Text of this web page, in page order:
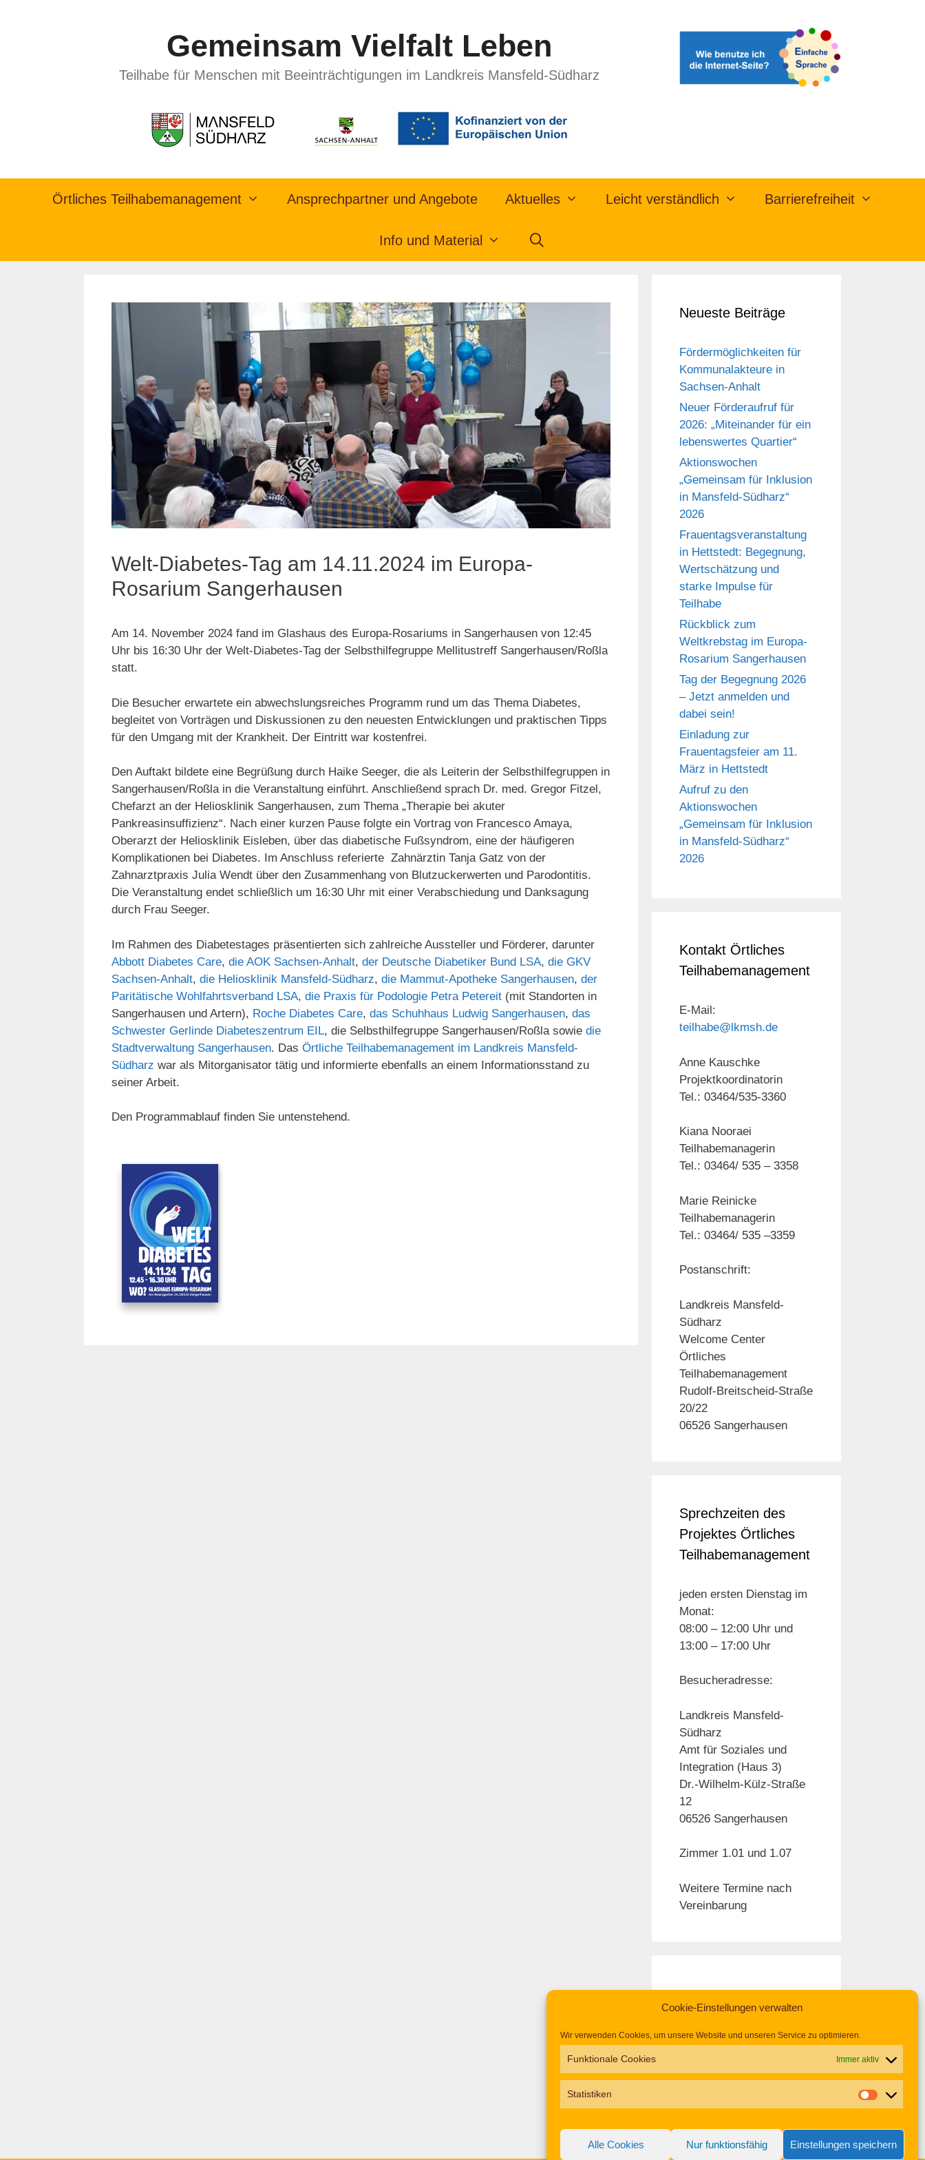
Cookie-Einstellungen verwalten
Wir verwenden Cookies, um unsere Website und unseren Service zu optimieren.
Funktionale Cookies Immer aktiv
Statistiken
Alle Cookies Nur funktionsfähig Einstellungen speichern
Gemeinsam Vielfalt Leben
Teilhabe für Menschen mit Beeinträchtigungen im Landkreis Mansfeld-Südharz
Örtliches Teilhabemanagement Ansprechpartner und Angebote Aktuelles Leicht verständlich Barrierefreiheit
Info und Material
Welt-Diabetes-Tag am 14.11.2024 im Europa-
Rosarium Sangerhausen
Am 14. November 2024 fand im Glashaus des Europa-Rosariums in Sangerhausen von 12:45
Uhr bis 16:30 Uhr der Welt-Diabetes-Tag der Selbsthilfegruppe Mellitustreff Sangerhausen/Roßla
statt.
Die Besucher erwartete ein abwechslungsreiches Programm rund um das Thema Diabetes,
begleitet von Vorträgen und Diskussionen zu den neuesten Entwicklungen und praktischen Tipps
für den Umgang mit der Krankheit. Der Eintritt war kostenfrei.
Den Auftakt bildete eine Begrüßung durch Haike Seeger, die als Leiterin der Selbsthilfegruppen in
Sangerhausen/Roßla in die Veranstaltung einführt. Anschließend sprach Dr. med. Gregor Fitzel,
Chefarzt an der Heliosklinik Sangerhausen, zum Thema „Therapie bei akuter
Pankreasinsuffizienz“. Nach einer kurzen Pause folgte ein Vortrag von Francesco Amaya,
Oberarzt der Heliosklinik Eisleben, über das diabetische Fußsyndrom, eine der häufigeren
Komplikationen bei Diabetes. Im Anschluss referierte Zahnärztin Tanja Gatz von der
Zahnarztpraxis Julia Wendt über den Zusammenhang von Blutzuckerwerten und Parodontitis.
Die Veranstaltung endet schließlich um 16:30 Uhr mit einer Verabschiedung und Danksagung
durch Frau Seeger.
Im Rahmen des Diabetestages präsentierten sich zahlreiche Aussteller und Förderer, darunter
Abbott Diabetes Care, die AOK Sachsen-Anhalt, der Deutsche Diabetiker Bund LSA, die GKV
Sachsen-Anhalt, die Heliosklinik Mansfeld-Südharz, die Mammut-Apotheke Sangerhausen, der
Paritätische Wohlfahrtsverband LSA, die Praxis für Podologie Petra Petereit (mit Standorten in
Sangerhausen und Artern), Roche Diabetes Care, das Schuhhaus Ludwig Sangerhausen, das
Schwester Gerlinde Diabeteszentrum EIL, die Selbsthilfegruppe Sangerhausen/Roßla sowie die
Stadtverwaltung Sangerhausen. Das Örtliche Teilhabemanagement im Landkreis Mansfeld-
Südharz war als Mitorganisator tätig und informierte ebenfalls an einem Informationsstand zu
seiner Arbeit.
Den Programmablauf finden Sie untenstehend.
Neueste Beiträge
Fördermöglichkeiten für
Kommunalakteure in
Sachsen-Anhalt
Neuer Förderaufruf für
2026: „Miteinander für ein
lebenswertes Quartier“
Aktionswochen
„Gemeinsam für Inklusion
in Mansfeld-Südharz“
2026
Frauentagsveranstaltung
in Hettstedt: Begegnung,
Wertschätzung und
starke Impulse für
Teilhabe
Rückblick zum
Weltkrebstag im Europa-
Rosarium Sangerhausen
Tag der Begegnung 2026
– Jetzt anmelden und
dabei sein!
Einladung zur
Frauentagsfeier am 11.
März in Hettstedt
Aufruf zu den
Aktionswochen
„Gemeinsam für Inklusion
in Mansfeld-Südharz“
2026
Kontakt Örtliches
Teilhabemanagement
E-Mail:
teilhabe@lkmsh.de
Anne Kauschke
Projektkoordinatorin
Tel.: 03464/535-3360
Kiana Nooraei
Teilhabemanagerin
Tel.: 03464/ 535 – 3358
Marie Reinicke
Teilhabemanagerin
Tel.: 03464/ 535 –3359
Postanschrift:
Landkreis Mansfeld-
Südharz
Welcome Center
Örtliches
Teilhabemanagement
Rudolf-Breitscheid-Straße
20/22
06526 Sangerhausen
Sprechzeiten des
Projektes Örtliches
Teilhabemanagement
jeden ersten Dienstag im
Monat:
08:00 – 12:00 Uhr und
13:00 – 17:00 Uhr
Besucheradresse:
Landkreis Mansfeld-
Südharz
Amt für Soziales und
Integration (Haus 3)
Dr.-Wilhelm-Külz-Straße
12
06526 Sangerhausen
Zimmer 1.01 und 1.07
Weitere Termine nach
Vereinbarung